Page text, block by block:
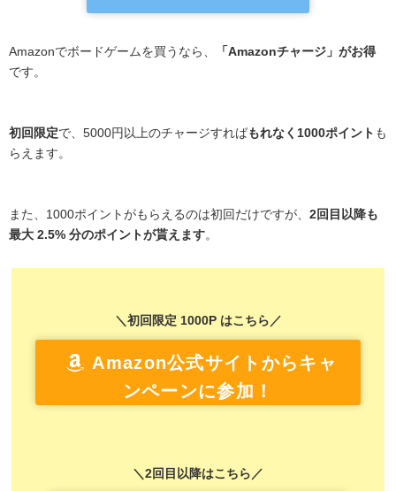
Amazonでボードゲームを買うなら、
「Amazonチャージ」がお得
です。
初回限定で、5000円以上のチャージすればもれなく1000ポイント も
らえます。
また、1000ポイントがもらえるのは初回だけですが、 2回目以降も
最大 2.5% 分のポイントが貰えます。
＼初回限定 1000P はこちら／
Amazon公式サイトからキャ
ンペーンに参加！
＼2回目以降はこちら／